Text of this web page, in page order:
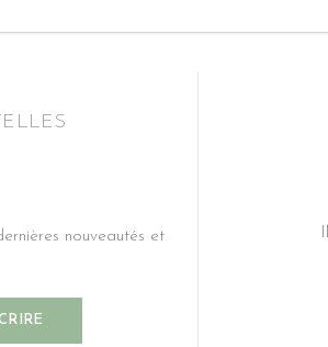
nouveautés et